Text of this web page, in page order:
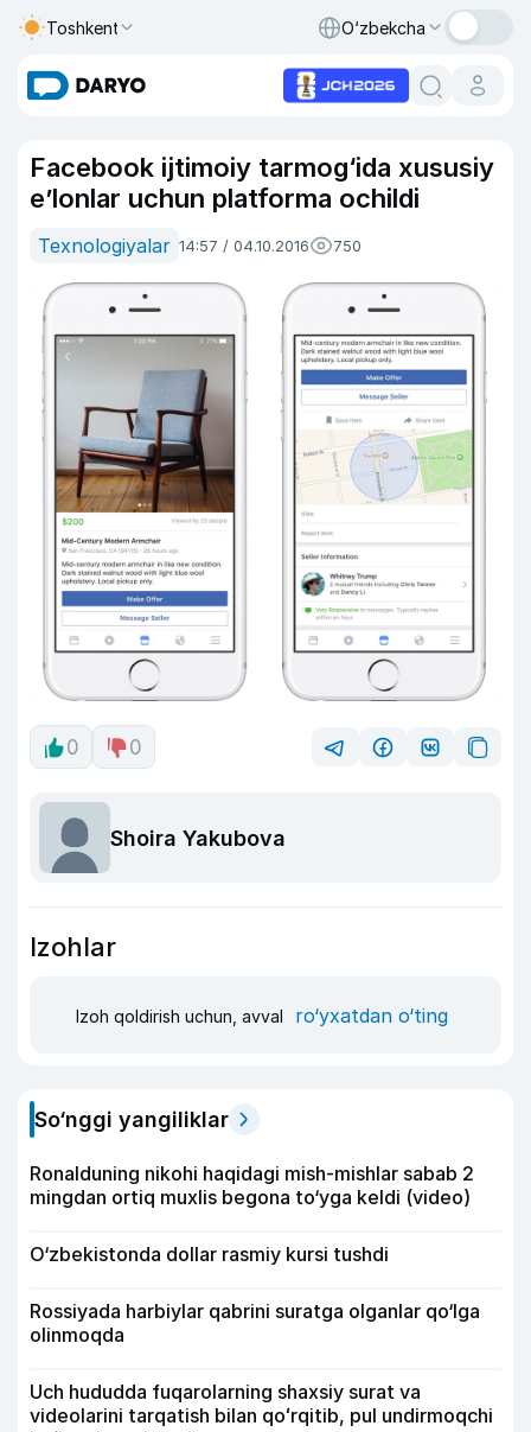
Toshkent O‘zbekcha
Facebook ijtimoiy tarmog‘ida xususiy
e’lonlar uchun platforma ochildi
Texnologiyalar 14:57 / 04.10.2016 750
0 0
Shoira Yakubova
Izohlar
Izoh qoldirish uchun, avval ro‘yxatdan o‘ting
So‘nggi yangiliklar
Ronalduning nikohi haqidagi mish-mishlar sabab 2
mingdan ortiq muxlis begona to‘yga keldi (video)
O‘zbekistonda dollar rasmiy kursi tushdi
Rossiyada harbiylar qabrini suratga olganlar qo‘lga
olinmoqda
Uch hududda fuqarolarning shaxsiy surat va
videolarini tarqatish bilan qoʻrqitib, pul undirmoqchi